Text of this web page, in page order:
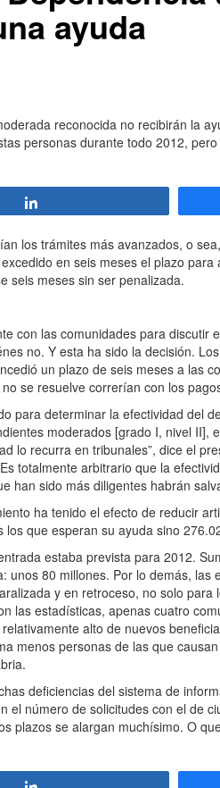
ayuda
reconocida no recibirán la
personas durante todo 2012,
los trámites más avanzados, o
en seis meses el plazo
seis meses sin ser penalizada.
con las comunidades para discutir
no. Y esta ha sido la decisión.
un plazo de seis meses a las
se resuelve correrían con los
determinar la efectividad del
moderados [grado I, nivel II],
lo recurra en tribunales”, dice el
totalmente arbitrario que la
han sido más diligentes habrán
ha tenido el efecto de reducir
que esperan su ayuda sino
estaba prevista para 2012.
80 millones. Por lo demás, las
y en retroceso, no solo
las estadísticas, apenas cuatro
alto de nuevos
menos personas de las que
deficiencias del sistema de
número de solicitudes con el de
plazos se alargan muchísimo. O